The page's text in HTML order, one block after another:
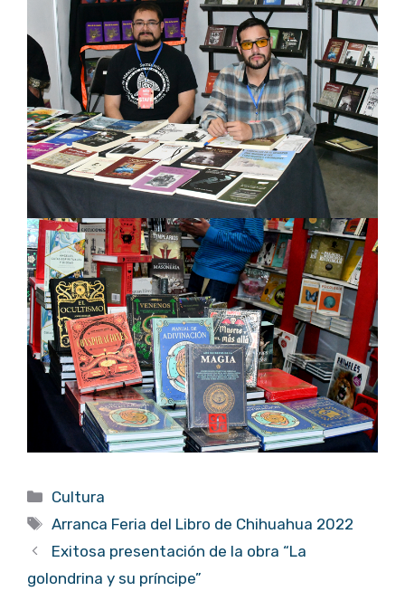
Categorías
Cultura
Etiquetas
Arranca Feria del Libro de Chihuahua 2022
Exitosa presentación de la obra “La
golondrina y su príncipe”